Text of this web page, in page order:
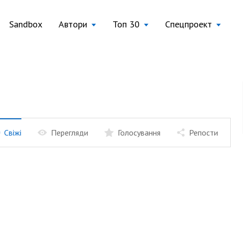
Sandbox Автори Топ 30 Спецпроект
Свіжі Перегляди Голосування Репости